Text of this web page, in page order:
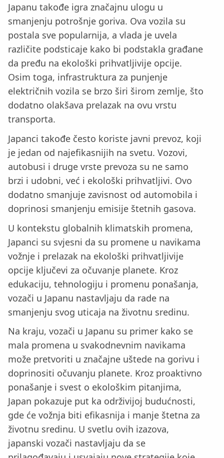
Japanu takođe igra značajnu ulogu u
smanjenju potrošnje goriva. Ova vozila su
postala sve popularnija, a vlada je uvela
različite podsticaje kako bi podstakla građane
da pređu na ekološki prihvatljivije opcije.
Osim toga, infrastruktura za punjenje
električnih vozila se brzo širi širom zemlje, što
dodatno olakšava prelazak na ovu vrstu
transporta.
Japanci takođe često koriste javni prevoz, koji
je jedan od najefikasnijih na svetu. Vozovi,
autobusi i druge vrste prevoza su ne samo
brzi i udobni, već i ekološki prihvatljivi. Ovo
dodatno smanjuje zavisnost od automobila i
doprinosi smanjenju emisije štetnih gasova.
U kontekstu globalnih klimatskih promena,
Japanci su svjesni da su promene u navikama
vožnje i prelazak na ekološki prihvatljivije
opcije ključevi za očuvanje planete. Kroz
edukaciju, tehnologiju i promenu ponašanja,
vozači u Japanu nastavljaju da rade na
smanjenju svog uticaja na životnu sredinu.
Na kraju, vozači u Japanu su primer kako se
mala promena u svakodnevnim navikama
može pretvoriti u značajne uštede na gorivu i
doprinositi očuvanju planete. Kroz proaktivno
ponašanje i svest o ekološkim pitanjima,
Japan pokazuje put ka održivijoj budućnosti,
gde će vožnja biti efikasnija i manje štetna za
životnu sredinu. U svetlu ovih izazova,
japanski vozači nastavljaju da se